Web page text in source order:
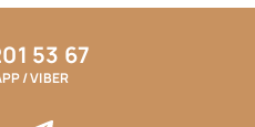
53 67
/ VIBER